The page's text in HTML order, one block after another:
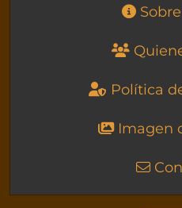
Política
Imagen